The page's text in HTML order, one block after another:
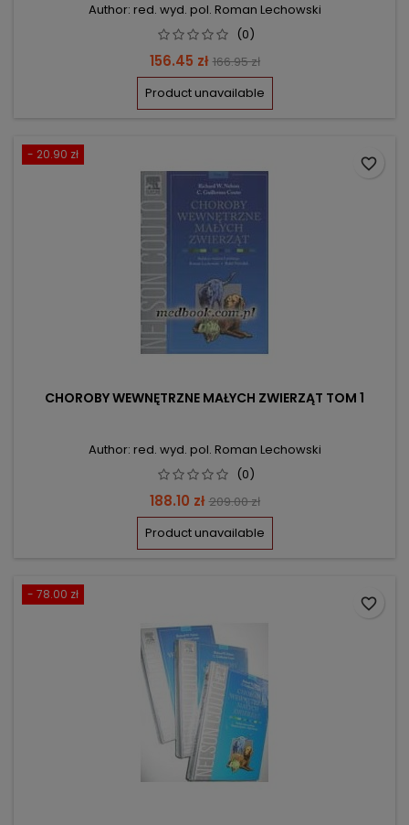
Author: red. wyd. pol. Roman Lechowski
(0)
Price
156.45 zł Regular
price
166.95 zł
Product unavailable
- 20.90 zł
CHOROBY WEWNĘTRZNE MAŁYCH ZWIERZĄT TOM 1
Author: red. wyd. pol. Roman Lechowski
(0)
Price
188.10 zł Regular
price
209.00 zł
Product unavailable
favorite_border
- 78.00 zł
favorite_border